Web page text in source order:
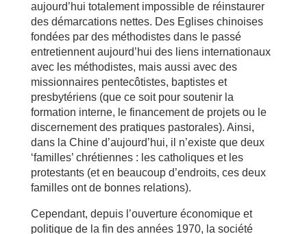
aujourd’hui totalement impossible de réinstaurer
des démarcations nettes. Des Eglises chinoises
fondées par des méthodistes dans le passé
entretiennent aujourd’hui des liens internationaux
avec les méthodistes, mais aussi avec des
missionnaires pentecôtistes, baptistes et
presbytériens (que ce soit pour soutenir la
formation interne, le financement de projets ou le
discernement des pratiques pastorales). Ainsi,
dans la Chine d’aujourd’hui, il n’existe que deux
‘familles’ chrétiennes : les catholiques et les
protestants (et en beaucoup d’endroits, ces deux
familles ont de bonnes relations).
Cependant, depuis l’ouverture économique et
politique de la fin des années 1970, la société